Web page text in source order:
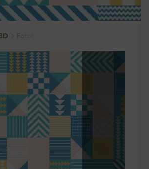
3D Fototapeta Trójkąty